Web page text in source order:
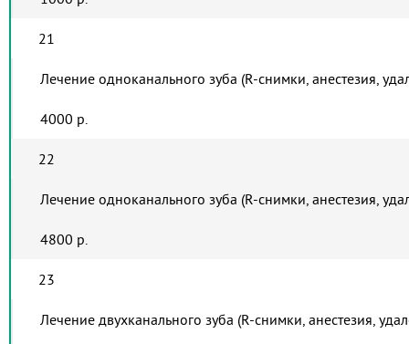
21
Лечение одноканального зуба (R-снимки, анестезия,
4000 р.
22
Лечение одноканального зуба (R-снимки, анестезия,
4800 р.
23
Лечение двухканального зуба (R-снимки, анестезия,